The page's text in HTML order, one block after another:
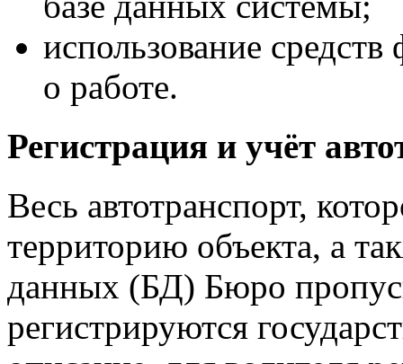
использование
о работе.
Регистрация и учёт
Весь автотранспорт,
территорию объекта, а
данных (БД) Бюро
регистрируются